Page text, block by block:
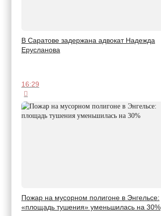
В Саратове задержана адвокат Надежда
Ерусланова
16:29
Пожар на мусорном полигоне в Энгельсе:
«площадь тушения» уменьшилась на 30%